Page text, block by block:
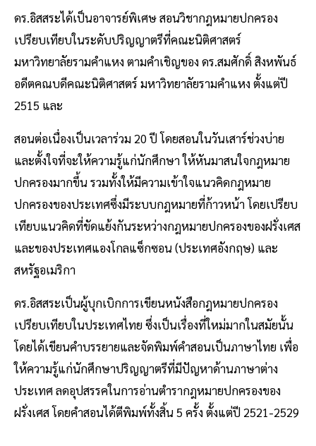
ดร.อิสสระได้เป็นอาจารย์พิเศษ สอนวิชากฎหมายปกครอง
เปรียบเทียบในระดับปริญญาตรีที่คณะนิติศาสตร์
มหาวิทยาลัยรามคำแหง ตามคำเชิญของ ดร.สมศักดิ์ สิงหพันธ์
อดีตคณบดีคณะนิติศาสตร์ มหาวิทยาลัยรามคำแหง ตั้งแต่ปี
2515 และ
สอนต่อเนื่องเป็นเวลาร่วม 20 ปี โดยสอนในวันเสาร์ช่วงบ่าย
และตั้งใจที่จะให้ความรู้แก่นักศึกษา ให้หันมาสนใจกฎหมาย
ปกครองมากขึ้น รวมทั้งให้มีความเข้าใจแนวคิดกฎหมาย
ปกครองของประเทศซึ่งมีระบบกฎหมายที่ก้าวหน้า โดยเปรียบ
เทียบแนวคิดที่ขัดแย้งกันระหว่างกฎหมายปกครองของฝรั่งเศส
และของประเทศแองโกลแซ็กซอน (ประเทศอังกฤษ) และ
สหรัฐอเมริกา
ดร.อิสสระเป็นผู้บุกเบิกการเขียนหนังสือกฎหมายปกครอง
เปรียบเทียบในประเทศไทย ซึ่งเป็นเรื่องที่ใหม่มากในสมัยนั้น
โดยได้เขียนคำบรรยายและจัดพิมพ์คำสอนเป็นภาษาไทย เพื่อ
ให้ความรู้แก่นักศึกษาปริญญาตรีที่มีปัญหาด้านภาษาต่าง
ประเทศ ลดอุปสรรคในการอ่านตำรากฎหมายปกครองของ
ฝรั่งเศส โดยคำสอนได้ตีพิมพ์ทั้งสิ้น 5 ครั้ง ตั้งแต่ปี 2521-2529